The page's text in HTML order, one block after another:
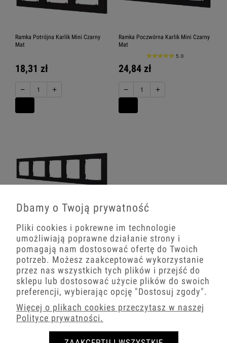
Ramka Potrójna Karlik Mini Czarny
Mat
18,31 zł
− +
Ramka Poczwórna Karlik Mini Czarny
Mat
5.0
24,84 zł
− +
Czarny Mat
31,67 zł
− +
5.0
Na podstawie
Dbamy o Twoją prywatność
Pliki cookies i pokrewne im technologie
umożliwiają poprawne działanie strony i
pomagają nam dostosować ofertę do Twoich
potrzeb. Możesz zaakceptować wykorzystanie
przez nas wszystkich tych plików i przejść do
sklepu lub dostosować użycie plików do swoich
preferencji, wybierając opcję "Dostosuj zgody".
Więcej o plikach cookies przeczytasz w naszej
Polityce prywatności.